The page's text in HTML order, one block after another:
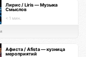
Лирис / Liris — Музыка
Смыслов
< 1 мин.
Афиста / Afista — кузница
мероприятий